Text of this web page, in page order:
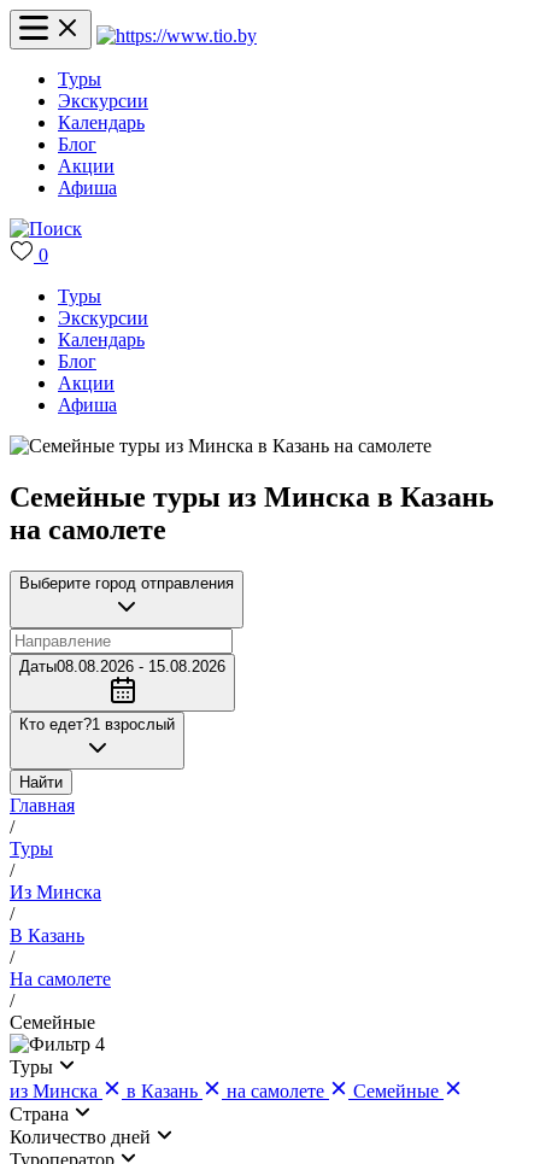
Туры
Экскурсии
Календарь
Блог
Акции
Афиша
0
Туры
Экскурсии
Календарь
Блог
Акции
Афиша
Семейные туры из Минска в Казань
на самолете
Выберите город отправления
Даты08.08.2026 - 15.08.2026
Кто едет?1 взрослый
Найти
Главная
/
Туры
/
Из Минска
/
В Казань
/
На самолете
/
Семейные
4
Туры
из Минска
в Казань на самолете
Семейные
Страна
Количество дней
Туроператор